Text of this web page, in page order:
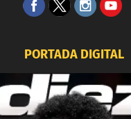
PORTADA DIGITAL